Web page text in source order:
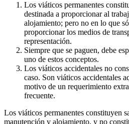
Los viáticos permanentes
destinada a proporcionar al
alojamiento; pero no en lo que
proporcionar los medios de
representación.
Siempre que se paguen, debe
uno de estos conceptos.
Los viáticos accidentales no
caso. Son viáticos accidentales
motivo de un requerimiento
frecuente.
Los viáticos permanentes constituyen
manutención y alojamiento, y no